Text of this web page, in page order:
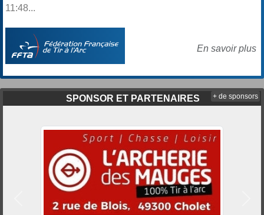
11:48...
En savoir plus
SPONSOR ET PARTENAIRES
Précedent
+ de sponsors